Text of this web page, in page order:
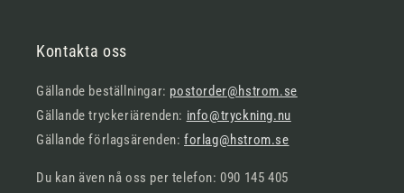
Kontakta oss
Gällande beställningar: postorder@hstrom.se
Gällande tryckeriärenden: info@tryckning.nu
Gällande förlagsärenden:forlag@hstrom.se
Du kan även nå oss per telefon: 090 145 405